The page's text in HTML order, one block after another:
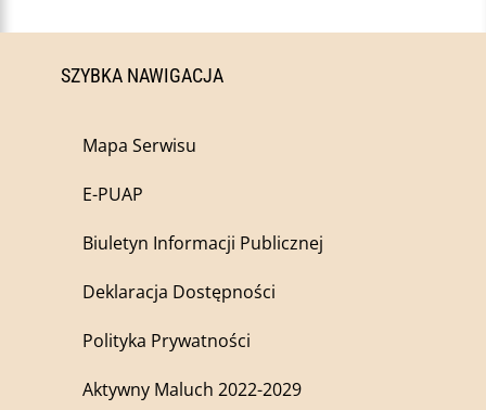
SZYBKA NAWIGACJA
Mapa Serwisu
E-PUAP
Biuletyn Informacji Publicznej
Deklaracja Dostępności
Polityka Prywatności
Aktywny Maluch 2022-2029